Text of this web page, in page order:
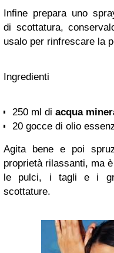
Infine prepara uno
di scottatura,
usalo per rinfrescare la
Ingredienti
250 ml di acqua
20 gocce di olio
Agita bene e poi
proprietà rilassanti, ma
le pulci, i tagli e i
scottature.